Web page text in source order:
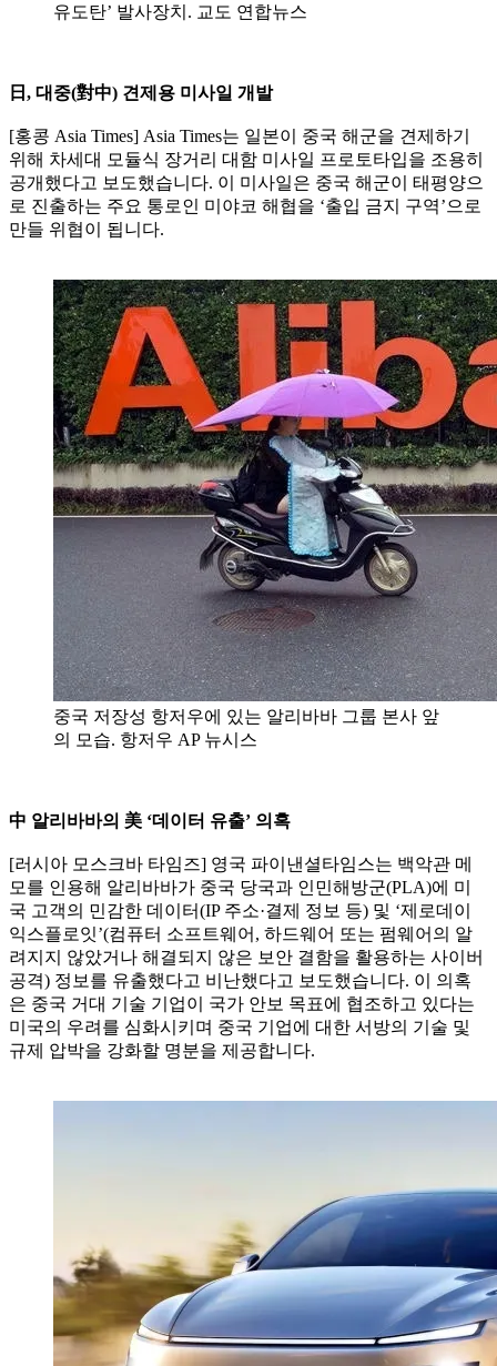
유도탄’ 발사장치. 교도 연합뉴스
日, 대중(對中) 견제용 미사일 개발
[홍콩 Asia Times] Asia Times는 일본이 중국 해군을 견제하기
위해 차세대 모듈식 장거리 대함 미사일 프로토타입을 조용히
공개했다고 보도했습니다. 이 미사일은 중국 해군이 태평양으
로 진출하는 주요 통로인 미야코 해협을 ‘출입 금지 구역’으로
만들 위협이 됩니다.
중국 저장성 항저우에 있는 알리바바 그룹 본사 앞
의 모습. 항저우 AP 뉴시스
中 알리바바의 美 ‘데이터 유출’ 의혹
[러시아 모스크바 타임즈] 영국 파이낸셜타임스는 백악관 메
모를 인용해 알리바바가 중국 당국과 인민해방군(PLA)에 미
국 고객의 민감한 데이터(IP 주소·결제 정보 등) 및 ‘제로데이
익스플로잇’(컴퓨터 소프트웨어, 하드웨어 또는 펌웨어의 알
려지지 않았거나 해결되지 않은 보안 결함을 활용하는 사이버
공격) 정보를 유출했다고 비난했다고 보도했습니다. 이 의혹
은 중국 거대 기술 기업이 국가 안보 목표에 협조하고 있다는
미국의 우려를 심화시키며 중국 기업에 대한 서방의 기술 및
규제 압박을 강화할 명분을 제공합니다.